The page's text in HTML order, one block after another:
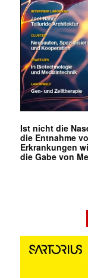
Ist nicht die
die Entnahme
Erkrankungen
die Gabe von